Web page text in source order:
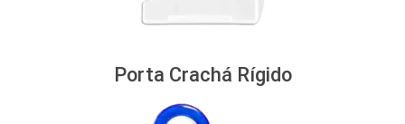
Porta Crachá Rígido